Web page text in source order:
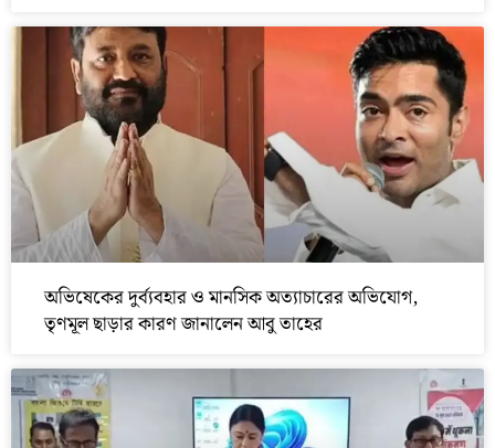
অভিষেকের দুর্ব্যবহার ও মানসিক অত্যাচারের অভিযোগ,
তৃণমূল ছাড়ার কারণ জানালেন আবু তাহের